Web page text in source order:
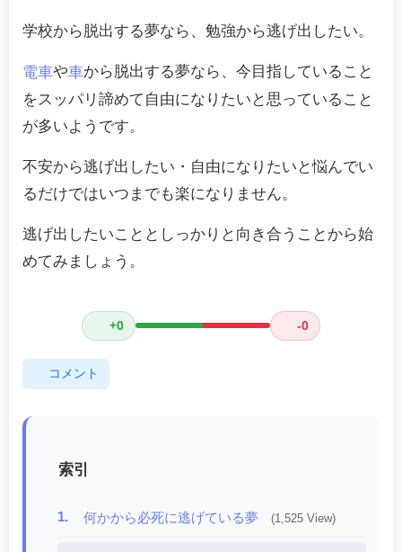
学校から脱出する夢なら、勉強から逃げ出したい。
電車や車から脱出する夢なら、今目指していること
をスッパリ諦めて自由になりたいと思っていること
が多いようです。
不安から逃げ出したい・自由になりたいと悩んでい
るだけではいつまでも楽になりません。
逃げ出したいこととしっかりと向き合うことから始
めてみましょう。
+0 -0
コメント
索引
1. 何かから必死に逃げている夢 (1,525 View)